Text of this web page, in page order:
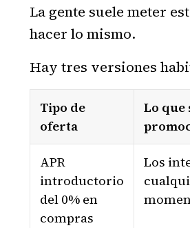
La gente suele meter
hacer lo mismo.
Hay tres versiones
Tipo de
oferta
Lo que
APR
introductorio
del 0% en
compras
Los